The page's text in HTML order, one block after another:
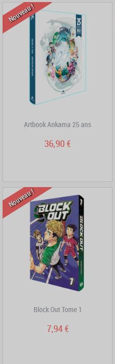
Nouveau !
Artbook Ankama 25 ans
36,90 €
Nouveau !
Block Out Tome 1
7,94 €